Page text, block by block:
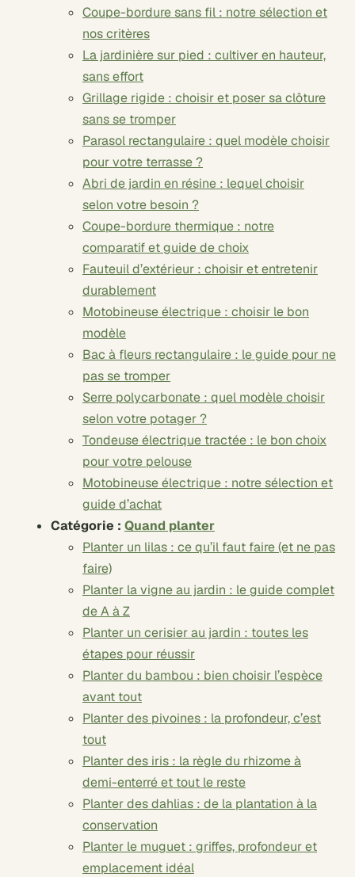
Coupe-bordure sans fil : notre sélection et
nos critères
La jardinière sur pied : cultiver en hauteur,
sans effort
Grillage rigide : choisir et poser sa clôture
sans se tromper
Parasol rectangulaire : quel modèle choisir
pour votre terrasse ?
Abri de jardin en résine : lequel choisir
selon votre besoin ?
Coupe-bordure thermique : notre
comparatif et guide de choix
Fauteuil d’extérieur : choisir et entretenir
durablement
Motobineuse électrique : choisir le bon
modèle
Bac à fleurs rectangulaire : le guide pour ne
pas se tromper
Serre polycarbonate : quel modèle choisir
selon votre potager ?
Tondeuse électrique tractée : le bon choix
pour votre pelouse
Motobineuse électrique : notre sélection et
guide d’achat
Catégorie : Quand planter
Planter un lilas : ce qu’il faut faire (et ne pas
faire)
Planter la vigne au jardin : le guide complet
de A à Z
Planter un cerisier au jardin : toutes les
étapes pour réussir
Planter du bambou : bien choisir l’espèce
avant tout
Planter des pivoines : la profondeur, c’est
tout
Planter des iris : la règle du rhizome à
demi-enterré et tout le reste
Planter des dahlias : de la plantation à la
conservation
Planter le muguet : griffes, profondeur et
emplacement idéal